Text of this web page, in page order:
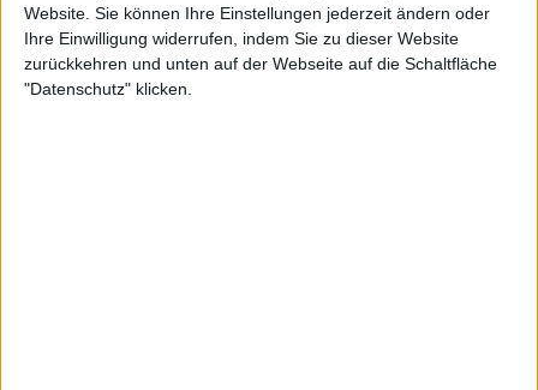
Website. Sie können Ihre Einstellungen jederzeit ändern oder
Ihre Einwilligung widerrufen, indem Sie zu dieser Website
zurückkehren und unten auf der Webseite auf die Schaltfläche
"Datenschutz" klicken.
1871, die Wilhelminische Zeit, die Ereignisse der Zeit, aber auch das alltägliche
Leben, Kunst und Kultur, Sport, Persönlichkeiten, Wirtschaft und Wissenschaft.